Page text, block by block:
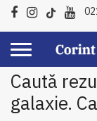
Caută
galaxie.